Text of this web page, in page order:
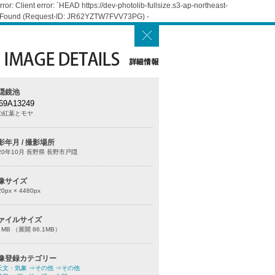
Client error: `HEAD https://dev-photolib-fullsize.s3-ap-northeast-
(Request-ID: JR62YZTW7FVV73PG) -
鏡池
紅葉とモヤ
年月 / 撮影場所
年10月 長野県 長野市戸隠
サイズ
px × 4480px
イルサイズ
（展開 86.1MB）
登録カテゴリー
・気象 ⇒その他 ⇒その他